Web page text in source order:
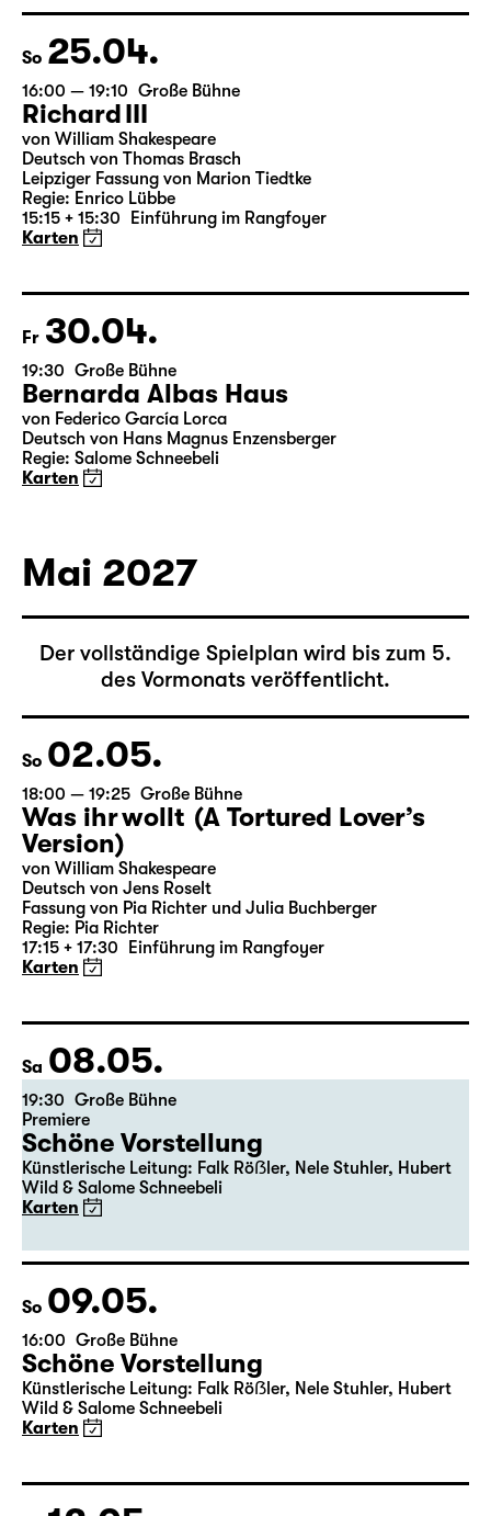
18:45 + 19:00 Einführung im Rangfoyer
Karten
So 25.04.
16:00 — 19:10 Große Bühne
Richard III
von William Shakespeare
Deutsch von Thomas Brasch
15:15 + 15:30 Einführung im Rangfoyer
Karten
Fr 30.04.
19:30 Große Bühne
Bernarda Albas Haus
Karten
Mai 2027
Der vollständige Spielplan wird bis zum 5.
des Vormonats veröffentlicht.
So 02.05.
18:00 — 19:25 Große Bühne
Was ihr wollt (A Tortured Lover’s
Version)
von William Shakespeare
Deutsch von Jens Roselt
17:15 + 17:30 Einführung im Rangfoyer
Karten
Sa 08.05.
19:30
Große Bühne
Premiere
Schöne Vorstellung
Künstlerische Leitung: Falk Röẞler, Nele Stuhler, Hubert
Wild & Salome Schneebeli
Karten
So 09.05.
16:00 Große Bühne
Schöne Vorstellung
Wild & Salome Schneebeli
Karten